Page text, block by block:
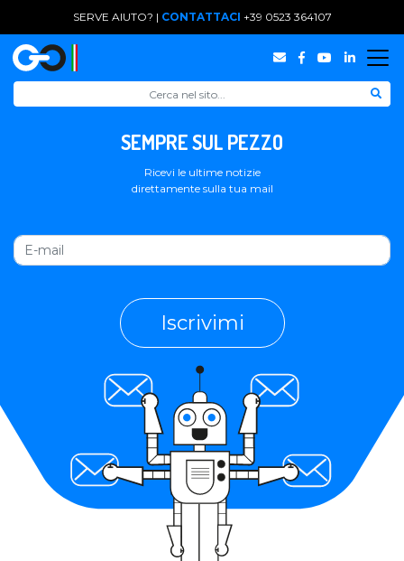
SERVE AIUTO? | CONTATTACI +39 0523 364107
SEMPRE SUL PEZZO
Ricevi le ultime notizie
direttamente sulla tua mail
Iscrivimi